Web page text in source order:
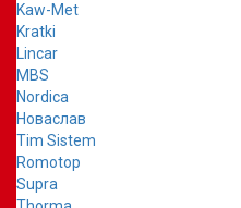
Kaw-Met
Kratki
Lincar
MBS
Nordica
Новаслав
Tim Sistem
Romotop
Supra